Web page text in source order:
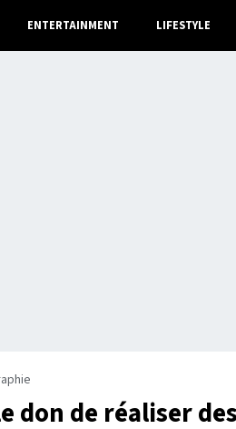
ENTERTAINMENT LIFESTYLE
don de réaliser